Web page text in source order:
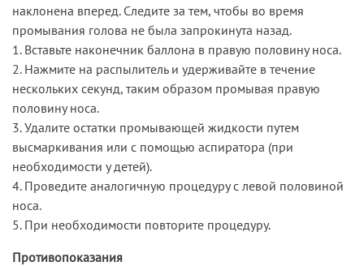
наклонена вперед. Следите за тем, чтобы во время
промывания голова не была запрокинута назад.
1. Вставьте наконечник баллона в правую половину носа.
2. Нажмите на распылитель и удерживайте в течение
нескольких секунд, таким образом промывая правую
половину носа.
3. Удалите остатки промывающей жидкости путем
высмаркивания или с помощью аспиратора (при
необходимости у детей).
4. Проведите аналогичную процедуру с левой половиной
носа.
5. При необходимости повторите процедуру.
Противопоказания